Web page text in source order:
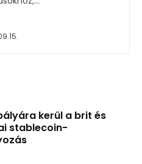
kerül a brit és
stablecoin-